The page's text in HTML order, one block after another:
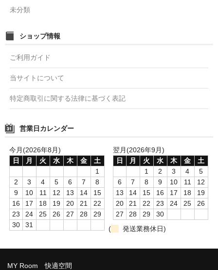
未分類
ショップ情報
ご利用ガイド
当サイトについて
特定商取引に関する法律に基づく表記
営業日カレンダー
今月(2026年8月)
日
月 火 水 木 金
土
1
2
3 4 5 6 7
8
9
10 11 12 13 14
15
16
17 18 19 20 21
22
23
24 25 26 27 28
29
30
31
翌月(2026年9月)
日
月 火 水 木 金
土
1
2 3 4
5
6
7 8 9 10 11
12
13
14 15 16 17 18
19
20
21 22 23 24 25
26
27
28 29
30
(
発送業務休日)
MY Room 快適空間